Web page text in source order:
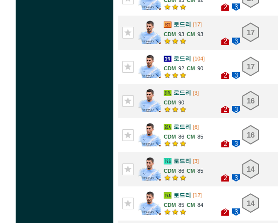
2 3
로드리 [17]
93
93
2 3
17
로드리 [104]
92
90
2 3
17
로드리 [3]
90
2 3
16
로드리 [6]
86
85
2 3
16
로드리 [3]
86
85
2 3
14
로드리 [12]
85
84
2 3
14